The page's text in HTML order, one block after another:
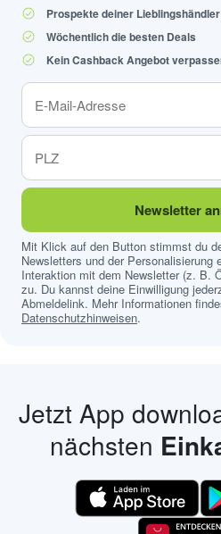
Prospekte deiner Lieblingshändler
Wöchentlich die besten Deals
Kein Cashback Angebot
Newsletter
Mit Klick auf den Button stimmst du
Newsletters und der
Interaktion mit dem Newsletter (z. B.
zu. Du kannst deine Einwilligung
Abmeldelink. Mehr Informationen
Datenschutzhinweisen.
Jetzt App
nächsten